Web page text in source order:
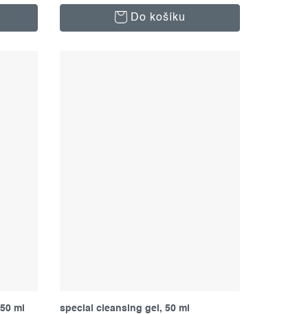
Do košíku
ml
special cleansing gel, 50 ml